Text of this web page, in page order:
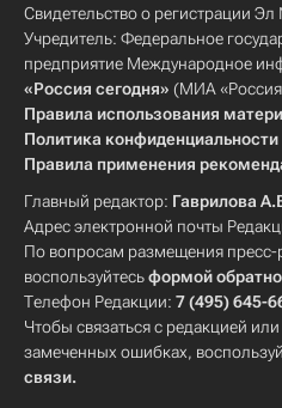
Свидетельство о регистрации
Учредитель: Федеральное
предприятие Международное
«Россия сегодня» (МИА «Россия
Правила использования
Политика конфиденциальности
Правила применения
Главный редактор: Гаврилова
Адрес электронной почты
По вопросам размещения
воспользуйтесьформой
Телефон Редакции: 7 (495) 645-
Чтобы связаться с редакцией
замеченных ошибках,
связи.